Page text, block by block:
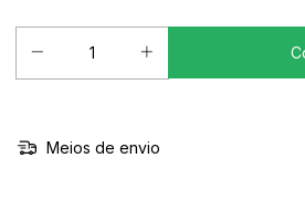
Meios de envio